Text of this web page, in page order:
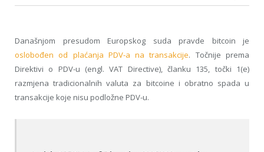
Današnjom presudom Europskog suda pravde bitcoin je
oslobođen od plaćanja PDV-a na transakcije. Točnije prema
Direktivi o PDV-u (engl. VAT Directive), članku 135, točki 1(e)
razmjena tradicionalnih valuta za bitcoine i obratno spada u
transakcije koje nisu podložne PDV-u.